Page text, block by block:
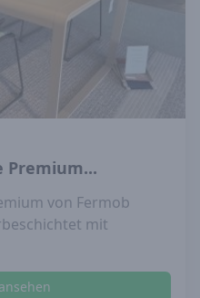
Premium...
von Fermob
mit